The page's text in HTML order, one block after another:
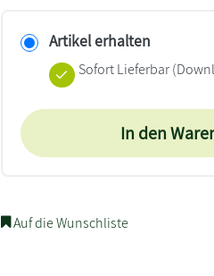
Artikel erhalten
Sofort Lieferbar
In den
Auf die Wunschliste